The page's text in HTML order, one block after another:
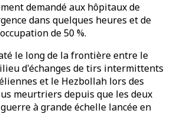
demandé aux hôpitaux de
dans quelques heures et de
de 50 %.
le long de la frontière entre le
d'échanges de tirs intermittents
et le Hezbollah lors des
meurtriers depuis que les deux
à grande échelle lancée en